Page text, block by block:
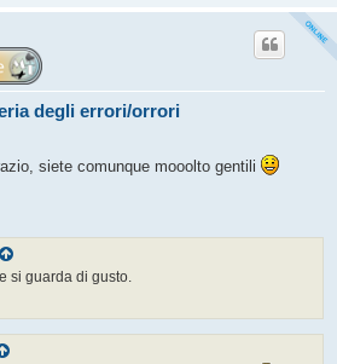
degli errori/orrori
siete comunque mooolto gentili
si guarda di gusto.